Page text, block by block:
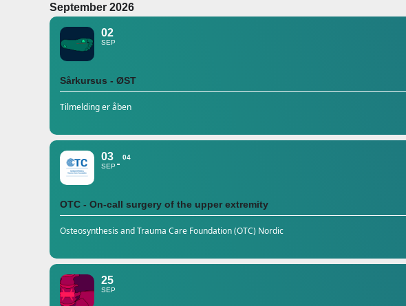
September 2026
02
SEP
Sårkursus - ØST
Tilmelding er åben
03
SEP
04
OTC - On-call surgery of the upper extremity
Osteosynthesis and Trauma Care Foundation (OTC) Nordic
25
SEP